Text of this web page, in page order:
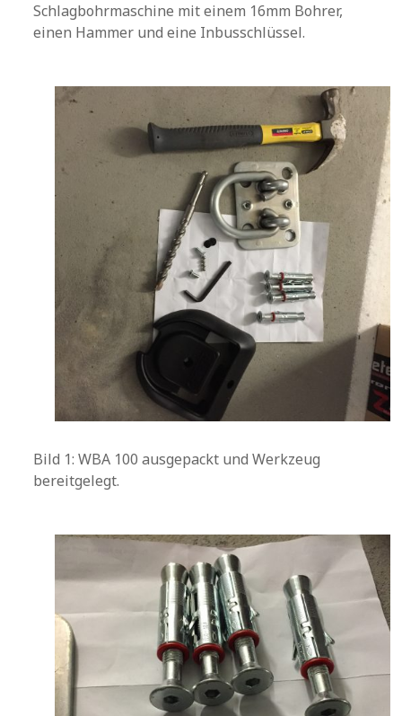
Schlagbohrmaschine mit einem 16mm Bohrer,
einen Hammer und eine Inbusschlüssel.
Bild 1: WBA 100 ausgepackt und Werkzeug
bereitgelegt.